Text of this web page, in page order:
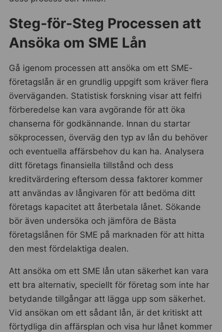
Steg-för-Steg Processen att
Ansöka om SME Lån
Gå igenom processen att ansöka om ett SME-
företagslån är en grundlig uppgift som kräver flera
överväganden. Statistisk forskning visar att felfri
förberedelse kan vara avgörande för att öka
chanserna för godkännande. Innan du startar
sökprocessen, överväg den typ av lån du behöver
och eventuella affärsbehov du kan ha. Analysera
ditt företags finansiella tillstånd och dess
kreditvärdering eftersom dessa faktorer kommer
att användas av långivaren för att bedöma ditt
företags kapacitet att återbetala lånet. Sökande
bör även undersöka och jämföra de Bästa
företagslånen för SME på marknaden för att hitta
den mest fördelaktiga dealen.
Att ansöka om ett SME lån utan säkerhet kan vara
ett bra alternativ, speciellt för företag som inte har
betydande tillgångar att lägga upp som säkerhet.
Vid ansökan om ett sådant lån, är det kritiskt att
förtydliga din affärsplan och visa hur lånet kommer